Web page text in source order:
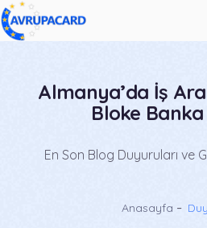
Almanya’da İş
Bloke Banka
En Son Blog Duyuruları ve
Anasayfa